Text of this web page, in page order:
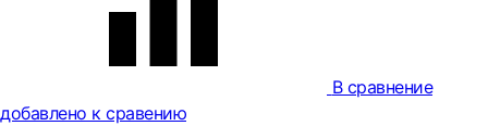
В сравнение
добавлено к сравению